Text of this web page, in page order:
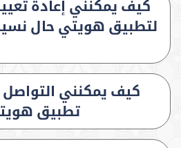
كيف يمكنني إعادة
لتطبيق هويتي حال
كيف يمكنني
تطبيق